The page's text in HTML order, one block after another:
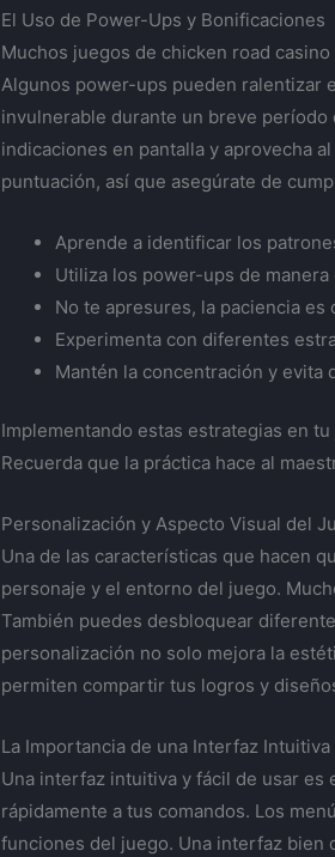
El Uso de Power-Ups y Bonificaciones
Muchos juegos de chicken road casino
Algunos power-ups pueden ralentizar
invulnerable durante un breve
indicaciones en pantalla y aprovecha
puntuación, así que asegúrate de
Aprende a identificar los
Utiliza los power-ups de manera
No te apresures, la paciencia es
Experimenta con diferentes
Mantén la concentración y evita
Implementando estas estrategias en
Recuerda que la práctica hace al
Personalización y Aspecto Visual del
Una de las características que hacen
personaje y el entorno del juego.
También puedes desbloquear
personalización no solo mejora la
permiten compartir tus logros y
La Importancia de una Interfaz Intuitiva
Una interfaz intuitiva y fácil de usar
rápidamente a tus comandos. Los
funciones del juego. Una interfaz bien